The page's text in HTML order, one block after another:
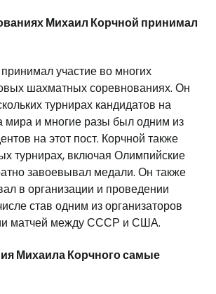
Михаил Корчной принимал
участие во многих
шахматных соревнованиях. Он
турнирах кандидатов на
мира и многие разы был одним из
на этот пост. Корчной также
турнирах, включая Олимпийские
завоевывал медали. Он также
в организации и проведении
став одним из организаторов
матчей между СССР и США.
Михаила Корчного самые